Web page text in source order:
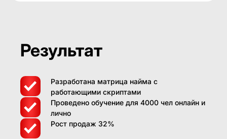
Результат
Разработана матрица найма с
работающими скриптами
Проведено обучение для 4000 чел онлайн и
лично
Рост продаж 32%